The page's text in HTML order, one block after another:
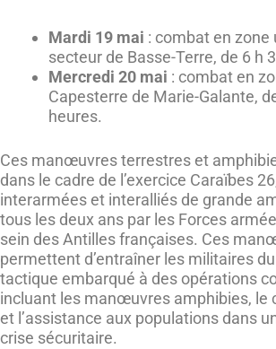
Mardi 19 mai : combat en zone
secteur de Basse-Terre, de 6 h
Mercredi 20 mai : combat en
Capesterre de Marie-Galante,
heures.
Ces manœuvres terrestres et
dans le cadre de l’exercice Caraïbes
interarmées et interalliés de grande
tous les deux ans par les Forces
sein des Antilles françaises. Ces
permettent d’entraîner les militaires
tactique embarqué à des opérations
incluant les manœuvres amphibies, le
et l’assistance aux populations dans
crise sécuritaire.